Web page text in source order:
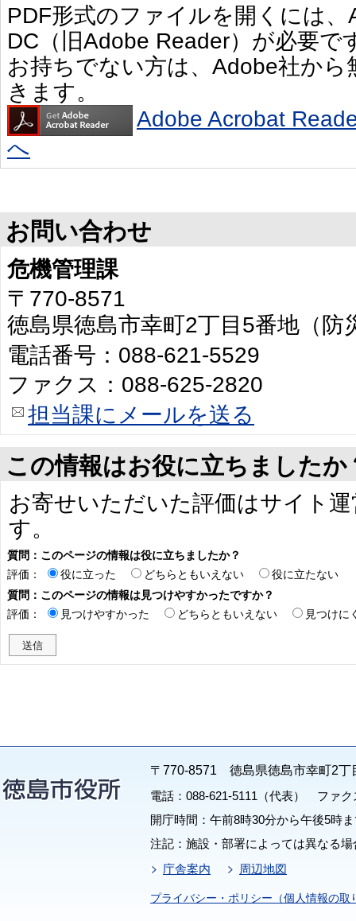
PDF形式のファイルを開くには
DC（旧Adobe Reader）が必要で
お持ちでない方は、Adobe社か
きます。
Adobe Acrobat
へ
お問い合わせ
危機管理課
〒770-8571
徳島県徳島市幸町2丁目5番地（防
電話番号：088-621-5529
ファクス：088-625-2820
担当課にメールを送る
この情報はお役に立ちましたか
お寄せいただいた評価はサイト
す。
質問：このページの情報は役に立ちましたか？
評価：
役に立った どちらともいえない
役に立たない
質問：このページの情報は見つけやすかったですか？
評価：
見つけやすかった どちらともいえない 見つけに
〒770-8571 徳島県徳島市幸町2丁
電話：088-621-5111（代表） ファク
開庁時間：午前8時30分から午後5時
注記：施設・部署によっては異なる
庁舎案内
周辺地図
プライバシー・ポリシー（個人情報の取